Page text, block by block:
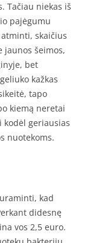
Tačiau niekas iš
pajėgumu
skaičius
jaunos šeimos,
bet
kažkas
tapo
kiemą neretai
kodėl geriausias
nuotekoms.
kad
didesnę
vos 2,5 euro.